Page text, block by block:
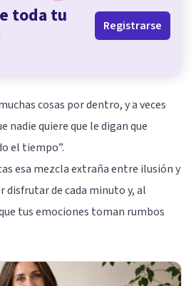
toda tu
Registrarse
cosas por dentro, y a veces
nadie quiere que le digan que
el tiempo”.
esa mezcla extraña entre ilusión y
disfrutar de cada minuto y, al
tus emociones toman rumbos